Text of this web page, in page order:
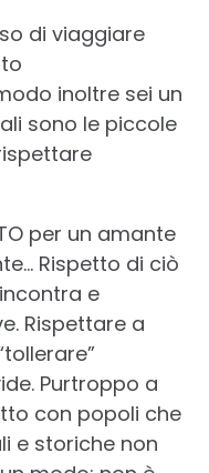
di viaggiare
inoltre sei un
sono le piccole
per un amante
Rispetto di ciò
e
Rispettare a
Purtroppo a
con popoli che
e storiche non